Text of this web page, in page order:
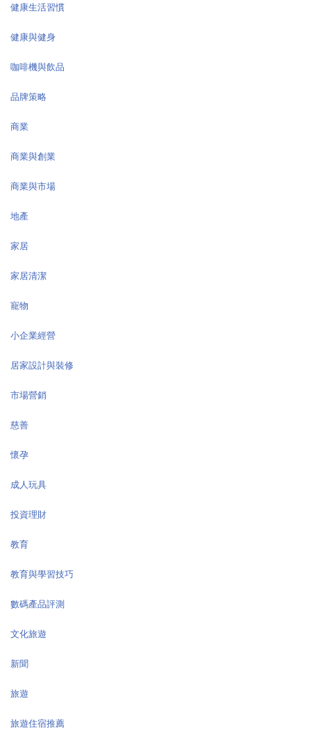
健康生活習慣
健康與健身
咖啡機與飲品
品牌策略
商業
商業與創業
商業與市場
地產
家居
家居清潔
寵物
小企業經營
居家設計與裝修
市場營銷
慈善
懷孕
成人玩具
投資理財
教育
教育與學習技巧
數碼產品評測
文化旅遊
新聞
旅遊
旅遊住宿推薦